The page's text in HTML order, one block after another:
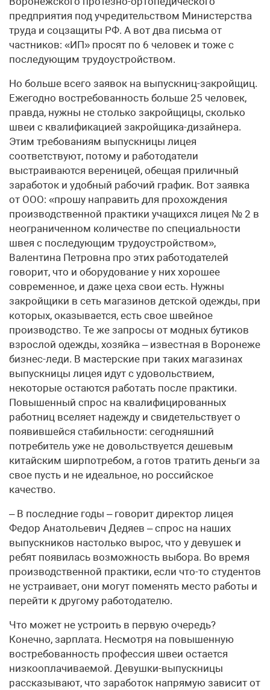
предприятия под учредительством Министерства
труда и соцзащиты РФ. А вот два письма от
частников: «ИП» просят по 6 человек и тоже с
последующим трудоустройством.
Но больше всего заявок на выпускниц-закройщиц.
Ежегодно востребованность больше 25 человек,
правда, нужны не столько закройщицы, сколько
швеи с квалификацией закройщика-дизайнера.
Этим требованиям выпускницы лицея
соответствуют, потому и работодатели
выстраиваются вереницей, обещая приличный
заработок и удобный рабочий график. Вот заявка
от ООО: «прошу направить для прохождения
производственной практики учащихся лицея № 2 в
неограниченном количестве по специальности
швея с последующим трудоустройством»,
Валентина Петровна про этих работодателей
говорит, что и оборудование у них хорошее
современное, и даже цеха свои есть. Нужны
закройщики в сеть магазинов детской одежды, при
которых, оказывается, есть свое швейное
производство. Те же запросы от модных бутиков
взрослой одежды, хозяйка – известная в Воронеже
бизнес-леди. В мастерские при таких магазинах
выпускницы лицея идут с удовольствием,
некоторые остаются работать после практики.
Повышенный спрос на квалифицированных
работниц вселяет надежду и свидетельствует о
появившейся стабильности: сегодняшний
потребитель уже не довольствуется дешевым
китайским ширпотребом, а готов тратить деньги за
свое пусть и не идеальное, но российское
качество.
– В последние годы – говорит директор лицея
Федор Анатольевич Дедяев – спрос на наших
выпускников настолько вырос, что у девушек и
ребят появилась возможность выбора. Во время
производственной практики, если что-то студентов
не устраивает, они могут поменять место работы и
перейти к другому работодателю.
Что может не устроить в первую очередь?
Конечно, зарплата. Несмотря на повышенную
востребованность профессия швеи остается
низкооплачиваемой. Девушки-выпускницы
рассказывают, что заработок напрямую зависит от